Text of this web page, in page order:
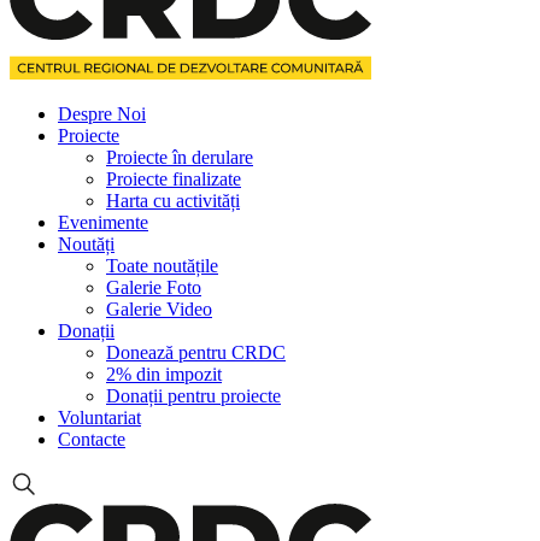
Despre Noi
Proiecte
Proiecte în derulare
Proiecte finalizate
Harta cu activități
Evenimente
Noutăți
Toate noutățile
Galerie Foto
Galerie Video
Donații
Donează pentru CRDC
2% din impozit
Donații pentru proiecte
Voluntariat
Contacte